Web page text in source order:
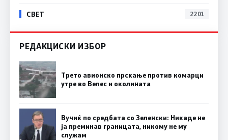
СВЕТ 2201
РЕДАКЦИСКИ ИЗБОР
Трето авионско прскање против комарци
утре во Велес и околината
Вучиќ по средбата со Зеленски: Никаде не
ја преминав границата, никому не му
служам